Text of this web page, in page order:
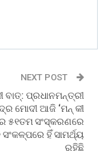
NEXT POST
ବାତ୍‌: ପ୍ରଧାନମନ୍ତ୍ରୀ
ମୋଦୀ ଆଜି ‘ମନ୍‌ କୀ
୫୧ତମ ସଂସ୍କରଣରେ
ହିଁ ସାମର୍ଥ୍ୟ
ରହିଛି